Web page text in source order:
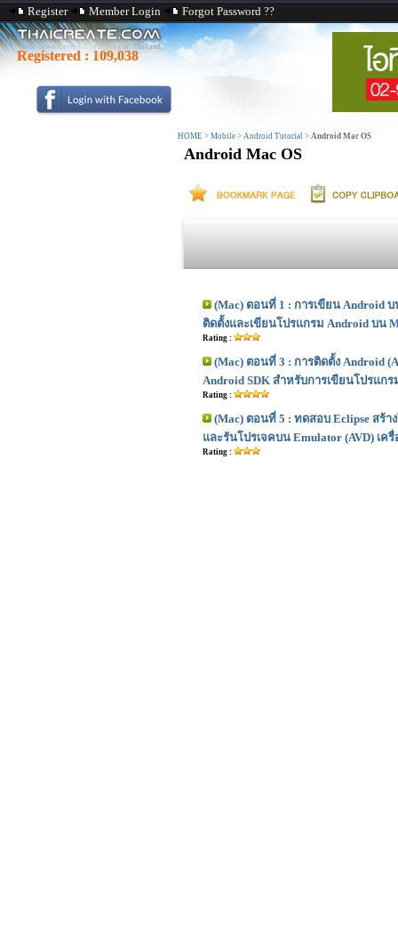
Register Member Login Forgot Password ??
Registered : 109,038
HOME > Mobile > Android Tutorial > Android Mac OS
Android Mac OS
(Mac) ตอนที่ 1 : การเขียน Android บ
ติดตั้งและเขียนโปรแกรม Android บน
Rating :
(Mac) ตอนที่ 3 : การติดตั้ง Android
Android SDK สำหรับการเขียนโปรแกร
Rating :
(Mac) ตอนที่ 5 : ทดสอบ Eclipse สร้า
และรันโปรเจคบน Emulator (AVD) เครื่
Rating :